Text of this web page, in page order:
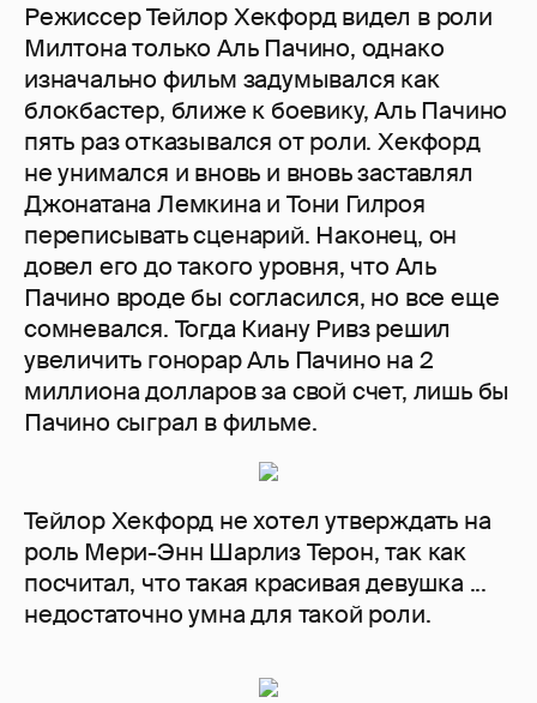
Режиссер Тейлор Хекфорд видел в роли
Милтона только Аль Пачино, однако
изначально фильм задумывался как
блокбастер, ближе к боевику, Аль Пачино
пять раз отказывался от роли. Хекфорд
не унимался и вновь и вновь заставлял
Джонатана Лемкина и Тони Гилроя
переписывать сценарий. Наконец, он
довел его до такого уровня, что Аль
Пачино вроде бы согласился, но все еще
сомневался. Тогда Киану Ривз решил
увеличить гонорар Аль Пачино на 2
миллиона долларов за свой счет, лишь бы
Пачино сыграл в фильме.
Тейлор Хекфорд не хотел утверждать на
роль Мери-Энн Шарлиз Терон, так как
посчитал, что такая красивая девушка ...
недостаточно умна для такой роли.